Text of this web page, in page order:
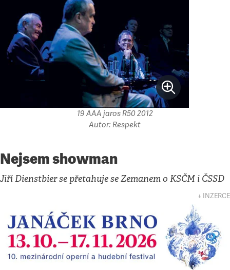
19 AAA jaros R50 2012
Autor: Respekt
Nejsem showman
Jiří Dienstbier se přetahuje se Zemanem o KSČM i ČSSD
↓ INZERCE